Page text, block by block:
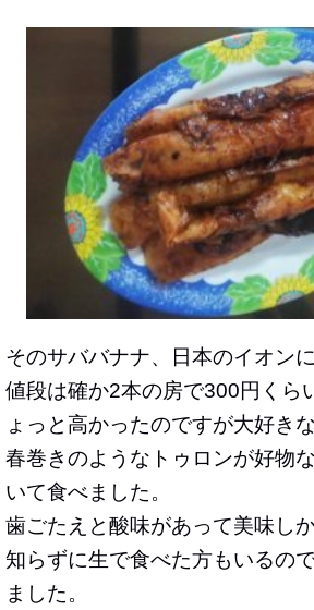
そのサババナナ、日本のイオン
値段は確か2本の房で300円くら
ょっと高かったのですが大好き
春巻きのようなトゥロンが好物
いて食べました。
歯ごたえと酸味があって美味しか
知らずに生で食べた方もいるの
ました。